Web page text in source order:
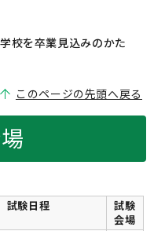
校を卒業見込みのかた
このページの先頭へ戻る
試験日程
試験
会場